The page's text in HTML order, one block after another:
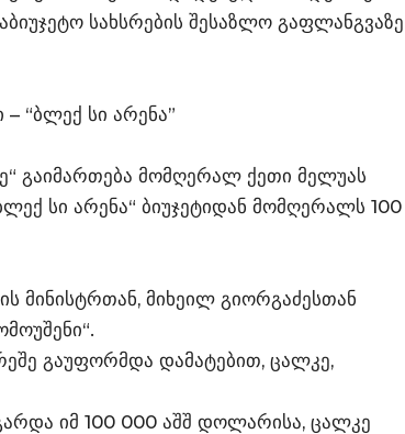
სახსრების შესაზლო გაფლანგვაზე
“ბლექ სი არენა”
გაიმართება მომღერალ ქეთი მელუას
სი არენა“ ბიუჯეტიდან მომღერალს 100
მინისტრთან, მიხეილ გიორგაძესთან
გაუფორმდა დამატებით, ცალკე,
იმ 100 000 აშშ დოლარისა, ცალკე